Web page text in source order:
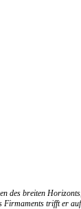
des breiten
trifft er